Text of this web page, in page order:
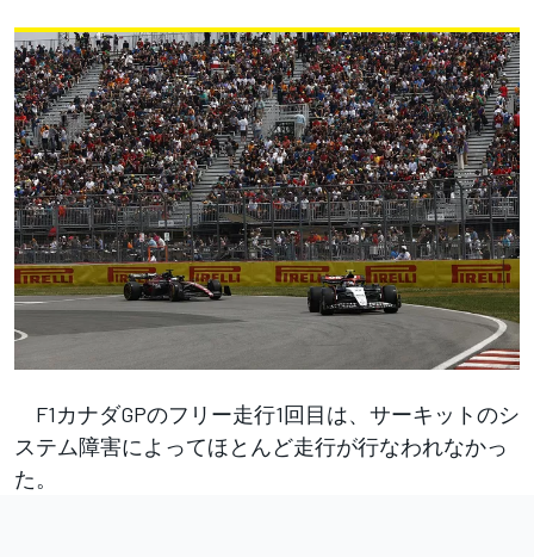
F1カナダGPのフリー走行1回目は、サーキットのシ
ステム障害によってほとんど走行が行なわれなかっ
た。